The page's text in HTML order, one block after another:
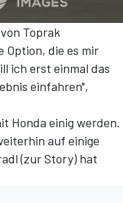
Toprak
Option, die es mir
ich erst einmal das
einfahren",
Honda einig werden.
auf einige
(zur Story) hat